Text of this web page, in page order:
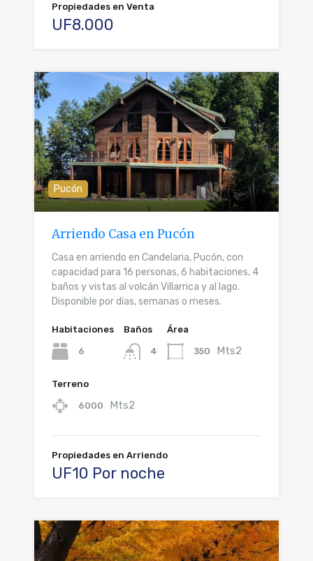
Propiedades en Venta
UF8.000
Pucón
Arriendo Casa en Pucón
Casa en arriendo en Candelaria, Pucón, con
capacidad para 16 personas, 6 habitaciones, 4
baños y vistas al volcán Villarrica y al lago.
Disponible por días, semanas o meses.
Habitaciones
6
Baños
4
Área
350 Mts2
Terreno
6000 Mts2
Propiedades en Arriendo
UF10 Por noche